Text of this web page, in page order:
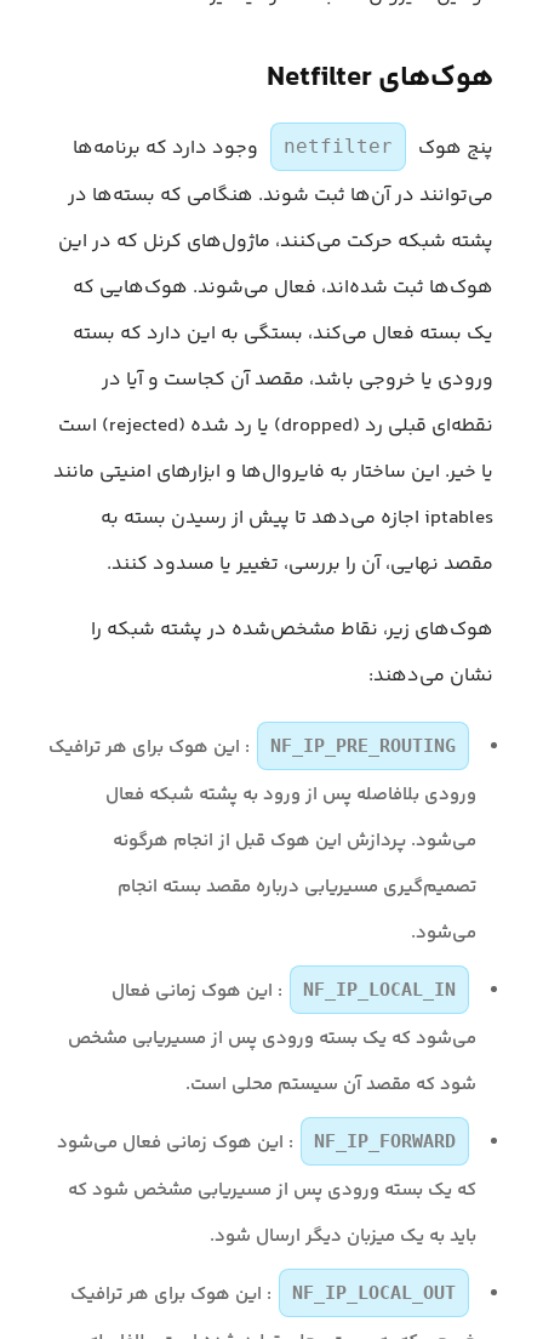
هوک‌های Netfilter
پنج هوک‌ netfilter
وجود دارد که برنامه‌ها
می‌توانند در آن‌ها ثبت شوند. هنگامی که بسته‌ها در
پشته شبکه حرکت می‌کنند، ماژول‌های کرنل که در این
هوک‌ها ثبت شده‌اند، فعال می‌شوند. هوک‌هایی که
یک بسته فعال می‌کند، بستگی به این دارد که بسته
ورودی یا خروجی باشد، مقصد آن کجاست و آیا در
نقطه‌ای قبلی رد (dropped) یا رد شده (rejected) است
یا خیر. این ساختار به فایروال‌ها و ابزارهای امنیتی مانند
iptables اجازه می‌دهد تا پیش از رسیدن بسته به
مقصد نهایی، آن را بررسی، تغییر یا مسدود کنند.
هوک‌های زیر، نقاط مشخص‌شده در پشته شبکه را
نشان می‌دهند:
NF_IP_PRE_ROUTING
: این هوک‌ برای هر ترافیک
ورودی بلافاصله پس از ورود به پشته شبکه فعال
می‌شود. پردازش این هوک‌ قبل از انجام هرگونه
تصمیم‌گیری مسیریابی درباره مقصد بسته انجام
می‌شود.
NF_IP_LOCAL_IN
: این هوک‌ زمانی فعال
می‌شود که یک بسته ورودی پس از مسیریابی مشخص
شود که مقصد آن سیستم محلی است.
NF_IP_FORWARD
: این هوک‌ زمانی فعال می‌شود
که یک بسته ورودی پس از مسیریابی مشخص شود که
باید به یک میزبان دیگر ارسال شود.
NF_IP_LOCAL_OUT
: این هوک‌ برای هر ترافیک